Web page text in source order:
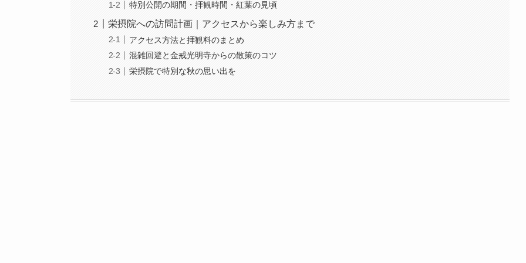
特別公開の期間・拝観時間・紅葉の見頃
栄摂院への訪問計画｜アクセスから楽しみ方まで
アクセス方法と拝観料のまとめ
混雑回避と金戒光明寺からの散策のコツ
栄摂院で特別な秋の思い出を